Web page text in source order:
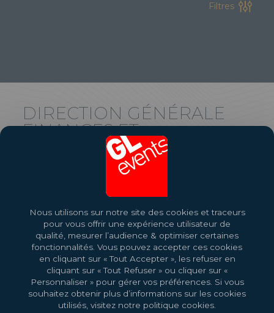
Filtres
DIRECTION GÉNÉRALE
FINANCES ET
ADMINISTRATION
SERVICE PRESSE
+33 (0)4 72 31 54 20 info.finance@gl-events.com
Nous utilisons sur notre site des cookies et traceurs
pour vous offrir une expérience utilisateur de
qualité, mesurer l’audience & optimiser certaines
fonctionnalités. Vous pouvez accepter ces cookies
en cliquant sur « Tout Accepter », les refuser en
cliquant sur « Tout Refuser » ou cliquer sur «
Personnaliser » pour gérer vos préférences. Si vous
souhaitez obtenir plus d’informations sur les cookies
utilisés, visitez notre politique cookies.